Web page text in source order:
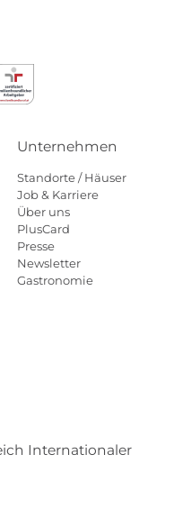
Unternehmen
Standorte / Häuser
Job & Karriere
Über uns
PlusCard
Presse
Newsletter
Gastronomie
Internationaler